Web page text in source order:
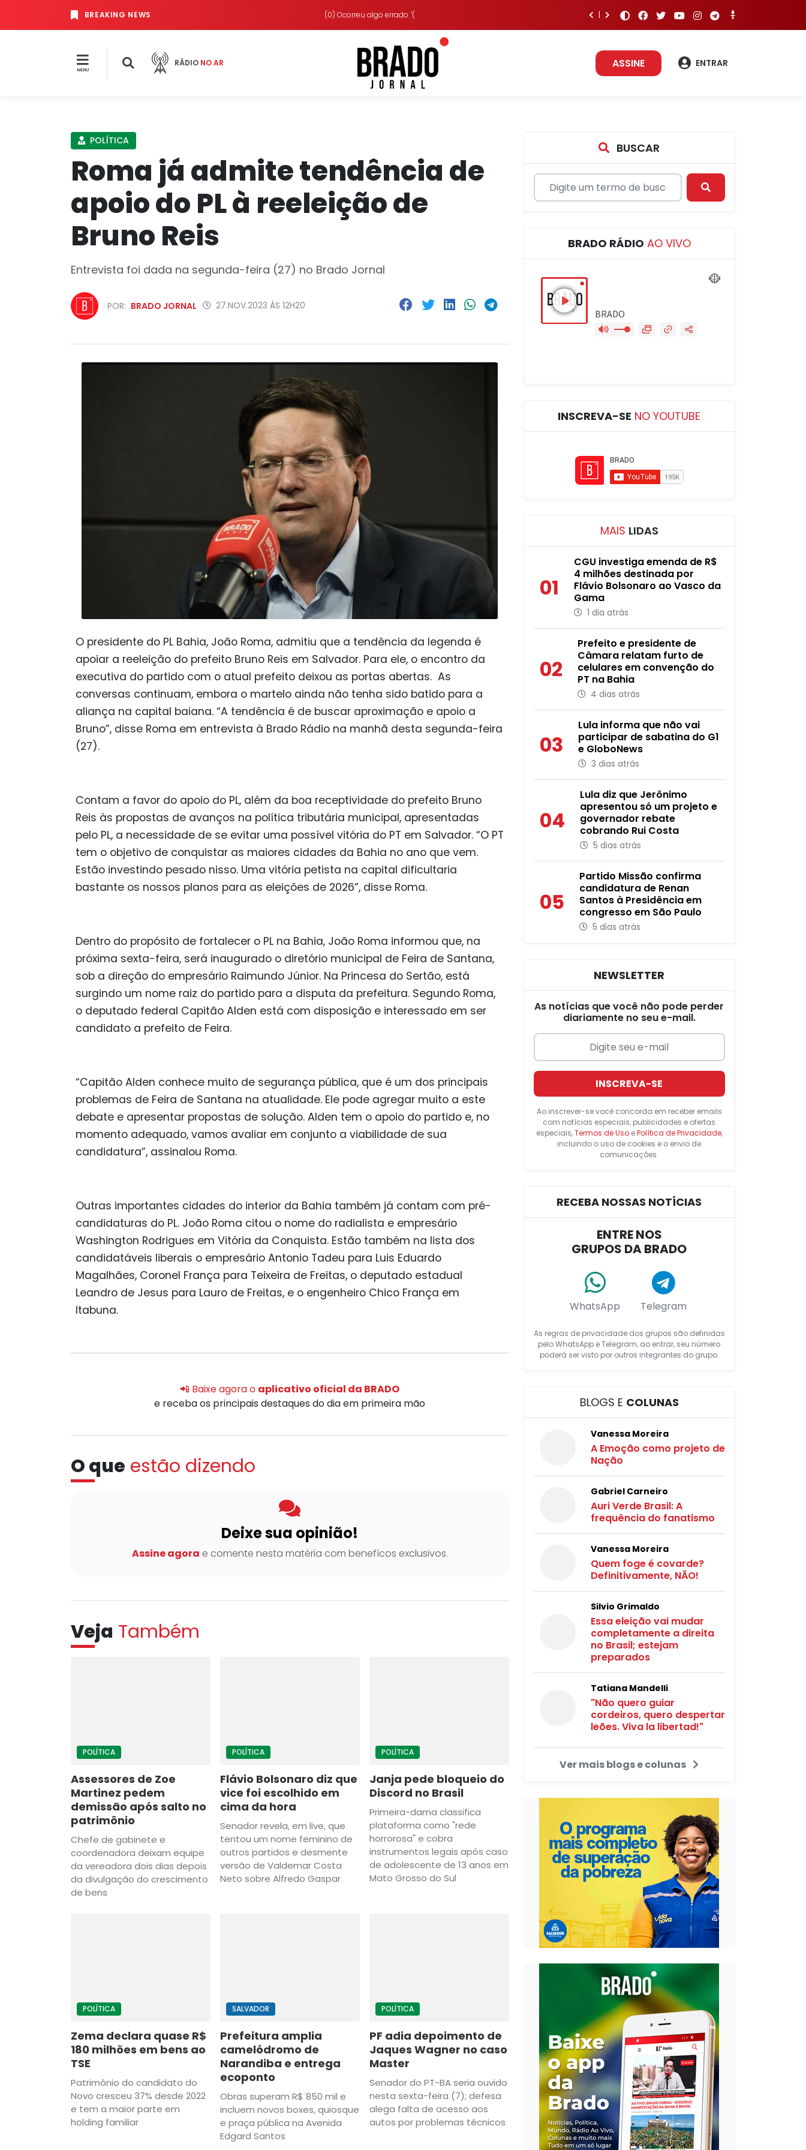
BREAKING NEWS (0) Ocorreu algo errado :'(
MENU
RÁDIO NO AR ASSINE ENTRAR
POLÍTICA
Roma já admite tendência de
apoio do PL à reeleição de
Bruno Reis
Entrevista foi dada na segunda-feira (27) no Brado Jornal
POR: BRADO JORNAL 27.NOV.2023 ÀS 12H20
O presidente do PL Bahia, João Roma, admitiu que a tendência da legenda é
apoiar a reeleição do prefeito Bruno Reis em Salvador. Para ele, o encontro da
executiva do partido com o atual prefeito deixou as portas abertas. As
conversas continuam, embora o martelo ainda não tenha sido batido para a
aliança na capital baiana. “A tendência é de buscar aproximação e apoio a
Bruno”, disse Roma em entrevista à Brado Rádio na manhã desta segunda-feira
(27).
Contam a favor do apoio do PL, além da boa receptividade do prefeito Bruno
Reis às propostas de avanços na política tributária municipal, apresentadas
pelo PL, a necessidade de se evitar uma possível vitória do PT em Salvador. “O PT
tem o objetivo de conquistar as maiores cidades da Bahia no ano que vem.
Estão investindo pesado nisso. Uma vitória petista na capital dificultaria
bastante os nossos planos para as eleições de 2026”, disse Roma.
Dentro do propósito de fortalecer o PL na Bahia, João Roma informou que, na
próxima sexta-feira, será inaugurado o diretório municipal de Feira de Santana,
sob a direção do empresário Raimundo Júnior. Na Princesa do Sertão, está
surgindo um nome raiz do partido para a disputa da prefeitura. Segundo Roma,
o deputado federal Capitão Alden está com disposição e interessado em ser
candidato a prefeito de Feira.
“Capitão Alden conhece muito de segurança pública, que é um dos principais
problemas de Feira de Santana na atualidade. Ele pode agregar muito a este
debate e apresentar propostas de solução. Alden tem o apoio do partido e, no
momento adequado, vamos avaliar em conjunto a viabilidade de sua
candidatura”, assinalou Roma.
Outras importantes cidades do interior da Bahia também já contam com pré-
candidaturas do PL. João Roma citou o nome do radialista e empresário
Washington Rodrigues em Vitória da Conquista. Estão também na lista dos
candidatáveis liberais o empresário Antonio Tadeu para Luis Eduardo
Magalhães, Coronel França para Teixeira de Freitas, o deputado estadual
Leandro de Jesus para Lauro de Freitas, e o engenheiro Chico França em
Itabuna.
📲 Baixe agora o aplicativo oficial da BRADO
e receba os principais destaques do dia em primeira mão
O que estão dizendo
Deixe sua opinião!
Assine agora e comente nesta matéria com benefícos exclusivos.
Veja Também
POLÍTICA
Assessores de Zoe
Martinez pedem
demissão após salto no
patrimônio
Chefe de gabinete e
coordenadora deixam equipe
da vereadora dois dias depois
da divulgação do crescimento
de bens
POLÍTICA
Flávio Bolsonaro diz que
vice foi escolhido em
cima da hora
Senador revela, em live, que
tentou um nome feminino de
outros partidos e desmente
versão de Valdemar Costa
Neto sobre Alfredo Gaspar
POLÍTICA
Janja pede bloqueio do
Discord no Brasil
Primeira-dama classifica
plataforma como "rede
horrorosa" e cobra
instrumentos legais após caso
de adolescente de 13 anos em
Mato Grosso do Sul
POLÍTICA
Zema declara quase R$
180 milhões em bens ao
TSE
Patrimônio do candidato do
Novo cresceu 37% desde 2022
e tem a maior parte em
holding familiar
SALVADOR
Prefeitura amplia
camelódromo de
Narandiba e entrega
ecoponto
Obras superam R$ 850 mil e
incluem novos boxes, quiosque
e praça pública na Avenida
Edgard Santos
POLÍTICA
PF adia depoimento de
Jaques Wagner no caso
Master
Senador do PT-BA seria ouvido
nesta sexta-feira (7); defesa
alega falta de acesso aos
autos por problemas técnicos
BUSCAR
BRADO RÁDIO AO VIVO
INSCREVA-SE NO YOUTUBE
MAIS LIDAS
01
CGU investiga emenda de R$
4 milhões destinada por
Flávio Bolsonaro ao Vasco da
Gama
1 dia atrás
02
Prefeito e presidente de
Câmara relatam furto de
celulares em convenção do
PT na Bahia
4 dias atrás
03
Lula informa que não vai
participar de sabatina do G1
e GloboNews
3 dias atrás
04
Lula diz que Jerônimo
apresentou só um projeto e
governador rebate
cobrando Rui Costa
5 dias atrás
05
Partido Missão confirma
candidatura de Renan
Santos à Presidência em
congresso em São Paulo
5 dias atrás
NEWSLETTER
As notícias que você não pode perder
diariamente no seu e-mail.
INSCREVA-SE
Ao inscrever-se você concorda em receber emails
com notícias especiais, publicidades e ofertas
especiais,Termos de UsoePolítica de Privacidade,
incluindo o uso de cookies e o envio de
comunicações.
RECEBA NOSSAS NOTÍCIAS
ENTRE NOS
GRUPOS DA BRADO
WhatsApp Telegram
As regras de privacidade dos grupos são definidas
pelo WhatsApp e Telegram, ao entrar, seu número
poderá ser visto por outros integrantes do grupo.
BLOGS E COLUNAS
Vanessa Moreira
A Emoção como projeto de
Nação
Gabriel Carneiro
Auri Verde Brasil: A
frequência do fanatismo
Vanessa Moreira
Quem foge é covarde?
Definitivamente, NÃO!
Silvio Grimaldo
Essa eleição vai mudar
completamente a direita
no Brasil; estejam
preparados
Tatiana Mandelli
"Não quero guiar
cordeiros, quero despertar
leões. Viva la libertad!"
Ver mais blogs e colunas